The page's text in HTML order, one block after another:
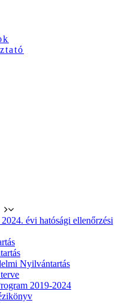
évi hatósági ellenőrzési
Nyilvántartás
2019-2024